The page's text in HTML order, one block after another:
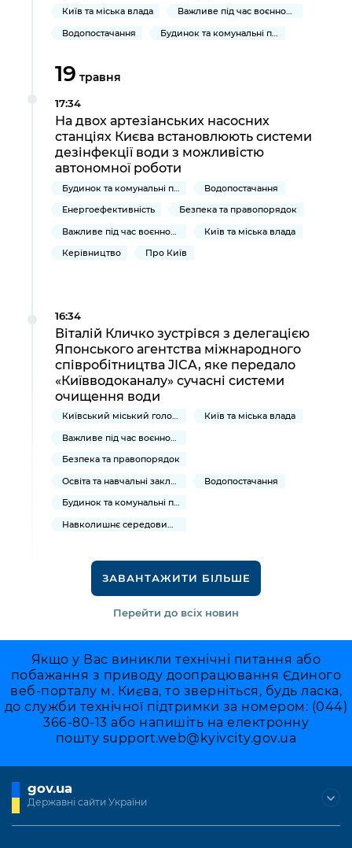
Київ та міська влада
Важливе під час воєнного стану
Водопостачання
Будинок та комунальні послуги
19 травня
17:34
На двох артезіанських насосних
станціях Києва встановлюють системи
дезінфекції води з можливістю
автономної роботи
Будинок та комунальні послуги
Водопостачання
Енергоефективність
Безпека та правопорядок
Важливе під час воєнного стану
Київ та міська влада
Керівництво
Про Київ
16:34
Віталій Кличко зустрівся з делегацією
Японського агентства міжнародного
співробітництва JICA, яке передало
«Київводоканалу» сучасні системи
очищення води
Київський міський голова
Київ та міська влада
Важливе під час воєнного стану
Безпека та правопорядок
Водопостачання
Будинок та комунальні послуги
ЗАВАНТАЖИТИ БІЛЬШЕ
Перейти до всіх новин
Якщо у Вас виникли технічні питання або
побажання з приводу доопрацювання Єдиного
веб-порталу м. Києва, то зверніться, будь ласка,
до служби технічної підтримки за номером: (044)
366-80-13 або напишіть на електронну
пошту support.web@kyivcity.gov.ua
gov.ua
Державні сайти України